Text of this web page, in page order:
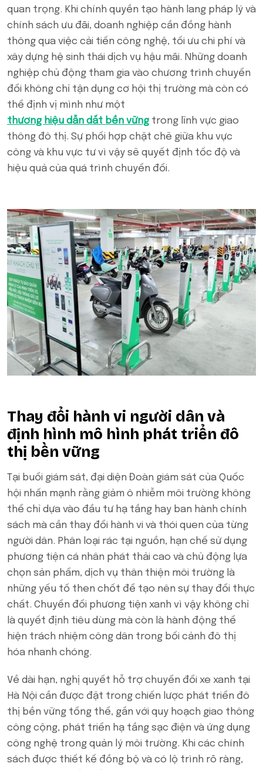
quan trọng. Khi chính quyền tạo hành lang pháp lý và
chính sách ưu đãi, doanh nghiệp cần đồng hành
thông qua việc cải tiến công nghệ, tối ưu chi phí và
xây dựng hệ sinh thái dịch vụ hậu mãi. Những doanh
nghiệp chủ động tham gia vào chương trình chuyển
đổi không chỉ tận dụng cơ hội thị trường mà còn có
thể định vị mình như một
thương hiệu dẫn dắt bền vững trong lĩnh vực giao
thông đô thị. Sự phối hợp chặt chẽ giữa khu vực
công và khu vực tư vì vậy sẽ quyết định tốc độ và
hiệu quả của quá trình chuyển đổi.
Thay đổi hành vi người dân và
định hình mô hình phát triển đô
thị bền vững
Tại buổi giám sát, đại diện Đoàn giám sát của Quốc
hội nhấn mạnh rằng giảm ô nhiễm môi trường không
thể chỉ dựa vào đầu tư hạ tầng hay ban hành chính
sách mà cần thay đổi hành vi và thói quen của từng
người dân. Phân loại rác tại nguồn, hạn chế sử dụng
phương tiện cá nhân phát thải cao và chủ động lựa
chọn sản phẩm, dịch vụ thân thiện môi trường là
những yếu tố then chốt để tạo nên sự thay đổi thực
chất. Chuyển đổi phương tiện xanh vì vậy không chỉ
là quyết định tiêu dùng mà còn là hành động thể
hiện trách nhiệm công dân trong bối cảnh đô thị
hóa nhanh chóng.
Về dài hạn, nghị quyết hỗ trợ chuyển đổi xe xanh tại
Hà Nội cần được đặt trong chiến lược phát triển đô
thị bền vững tổng thể, gắn với quy hoạch giao thông
công cộng, phát triển hạ tầng sạc điện và ứng dụng
công nghệ trong quản lý môi trường. Khi các chính
sách được thiết kế đồng bộ và có lộ trình rõ ràng,